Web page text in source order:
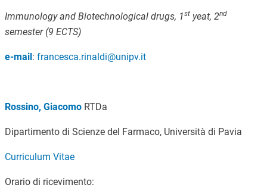
Immunology and Biotechnological drugs, 1styeat, 2nd
semester (9 ECTS)
e-mail: francesca.rinaldi@unipv.it
Rossino, GiacomoRTDa
Dipartimento di Scienze del Farmaco, Università di Pavia
Curriculum Vitae
Orario di ricevimento: